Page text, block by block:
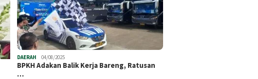
DAERAH 04/08/2025
BPKH Adakan Balik Kerja Bareng, Ratusan
…